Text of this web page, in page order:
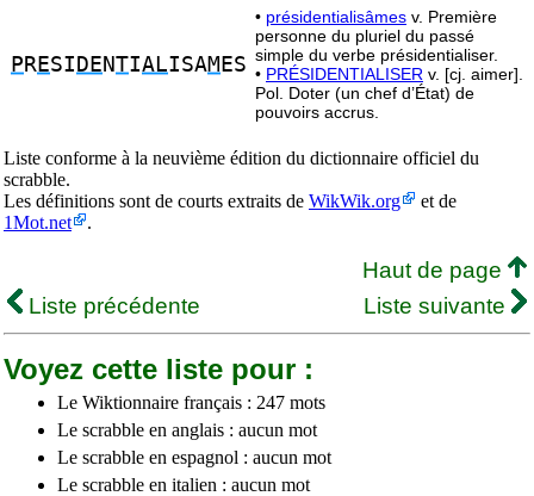
P RESI DE NTIALISAM ES
• présidentialisâmes v. Première
personne du pluriel du passé
simple du verbe présidentialiser.
• PRÉSIDENTIALISER v. [cj. aimer].
Pol. Doter (un chef d’État) de
pouvoirs accrus.
Liste conforme à la neuvième édition du dictionnaire officiel du
scrabble.
Les définitions sont de courts extraits de WikWik.org
et de
1Mot.net
.
Haut de page
Liste précédente
Liste suivante
Voyez cette liste pour :
Le Wiktionnaire français : 247 mots
Le scrabble en anglais : aucun mot
Le scrabble en espagnol : aucun mot
Le scrabble en italien : aucun mot